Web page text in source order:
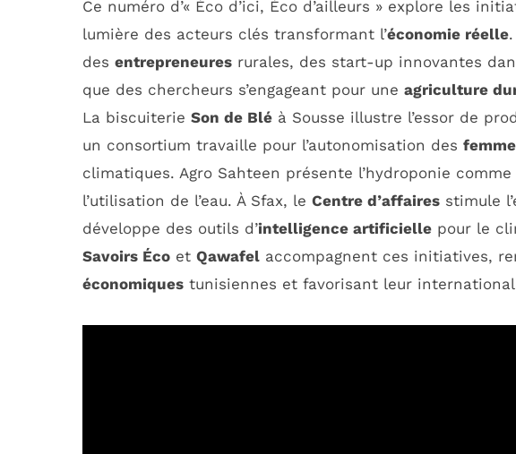
Ce numéro d’« Éco d’ici, Éco d’ailleurs » explore les
lumière des acteurs clés transformant l’économie réelle
des entrepreneures rurales, des start-up innovantes
que des chercheurs s’engageant pour une agriculture
La biscuiterie Son de Blé à Sousse illustre l’essor de
un consortium travaille pour l’autonomisation des
climatiques. Agro Sahteen présente l’hydroponie
l’utilisation de l’eau. À Sfax, le Centre d’affaires stimule
développe des outils d’intelligence artificielle pour le
Savoirs Éco et Qawafel accompagnent ces initiatives,
économiques tunisiennes et favorisant leur